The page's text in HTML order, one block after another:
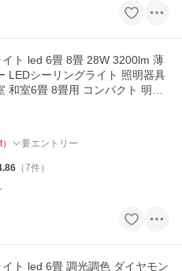
6畳 8畳 28W 3200lm 薄
LEDシーリングライト 照明器具
和室6畳 8畳用 コンパクト 明る
） 要エントリー
（7件）
ト led 6畳 調光調色 ダイヤモン